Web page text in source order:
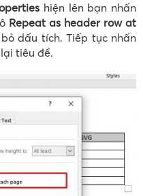
hiện lên bạn nhấn
Repeat as header row at
dấu tích. Tiếp tục nhấn
tiêu đề.